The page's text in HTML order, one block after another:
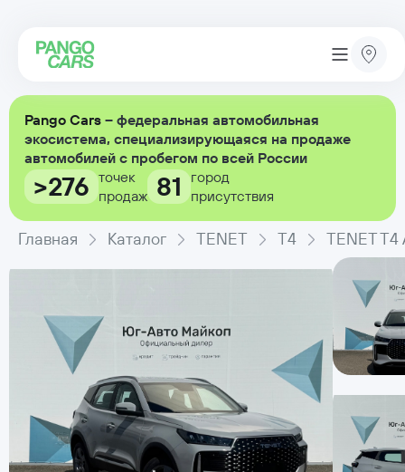
Pango Cars – федеральная автомобильная
экосистема, специализирующаяся на продаже
автомобилей с пробегом по всей России
>276 точек
продаж 81
город
присутствия
Главная Каталог TENET T4 TENET